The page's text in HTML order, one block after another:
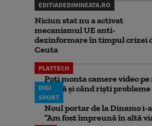
EDITIADEDIMINEATA.RO
Niciun stat nu a activat
mecanismul UE anti-
dezinformare în timpul crizei
Ceuta
PLAYTECH
Poți monta camere video
probă și când riști probleme
DIGI
SPORT
Noul portar de la Dinamo i-
”Am fost împreună în altă